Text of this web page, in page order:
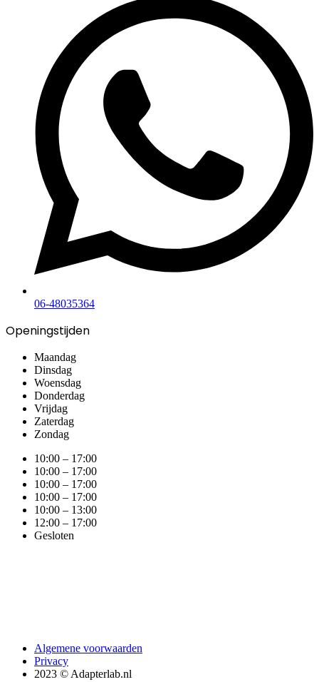
06-48035364
Openingstijden
Maandag
Dinsdag
Woensdag
Donderdag
Vrijdag
Zaterdag
Zondag
10:00 – 17:00
10:00 – 17:00
10:00 – 17:00
10:00 – 17:00
10:00 – 13:00
12:00 – 17:00
Gesloten
Algemene voorwaarden
Privacy
2023 © Adapterlab.nl